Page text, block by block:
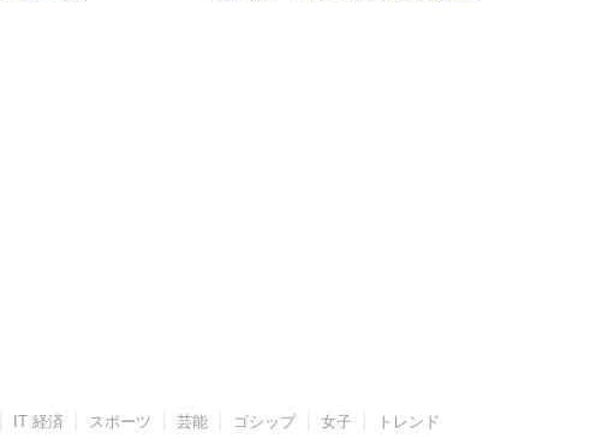
IT 経済 スポーツ 芸能 ゴシップ 女子 トレンド